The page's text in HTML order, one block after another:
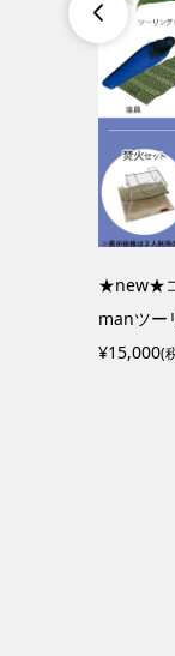

★new★
manツー
¥15,000(